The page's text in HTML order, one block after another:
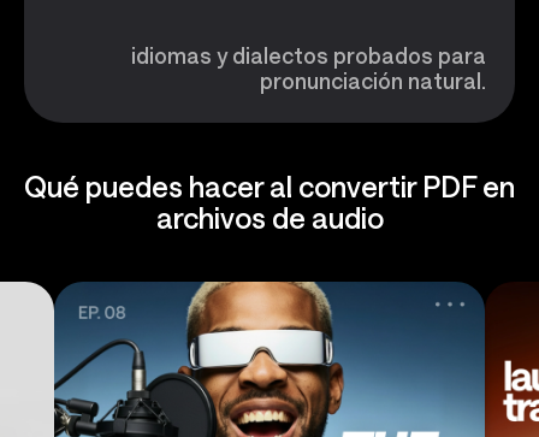
idiomas y dialectos probados para
pronunciación natural.
Qué puedes hacer al convertir PDF en
archivos de audio